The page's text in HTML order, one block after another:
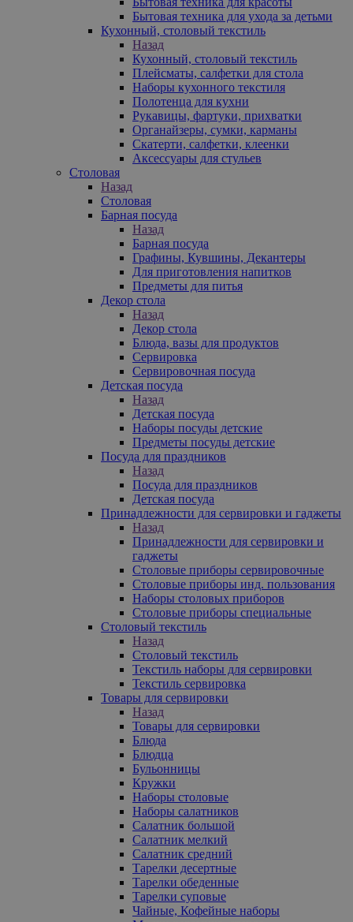
Бытовая техника для ухода за детьми
Кухонный, столовый текстиль
Назад
Кухонный, столовый текстиль
Плейсматы, салфетки для стола
Наборы кухонного текстиля
Полотенца для кухни
Рукавицы, фартуки, прихватки
Органайзеры, сумки, карманы
Скатерти, салфетки, клеенки
Аксессуары для стульев
Столовая
Назад
Столовая
Барная посуда
Назад
Барная посуда
Графины, Кувшины, Декантеры
Для приготовления напитков
Предметы для питья
Декор стола
Назад
Декор стола
Блюда, вазы для продуктов
Сервировка
Сервировочная посуда
Детская посуда
Назад
Детская посуда
Наборы посуды детские
Предметы посуды детские
Посуда для праздников
Назад
Посуда для праздников
Детская посуда
Принадлежности для сервировки и гаджеты
Назад
Принадлежности для сервировки и
гаджеты
Столовые приборы сервировочные
Столовые приборы инд. пользования
Наборы столовых приборов
Столовые приборы специальные
Столовый текстиль
Назад
Столовый текстиль
Текстиль наборы для сервировки
Текстиль сервировка
Товары для сервировки
Назад
Товары для сервировки
Блюда
Блюдца
Бульонницы
Кружки
Наборы столовые
Наборы салатников
Салатник большой
Салатник мелкий
Салатник средний
Тарелки десертные
Тарелки обеденные
Тарелки суповые
Чайные, Кофейные наборы